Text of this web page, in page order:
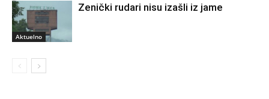
Aktuelno
Zenički rudari nisu izašli iz jame